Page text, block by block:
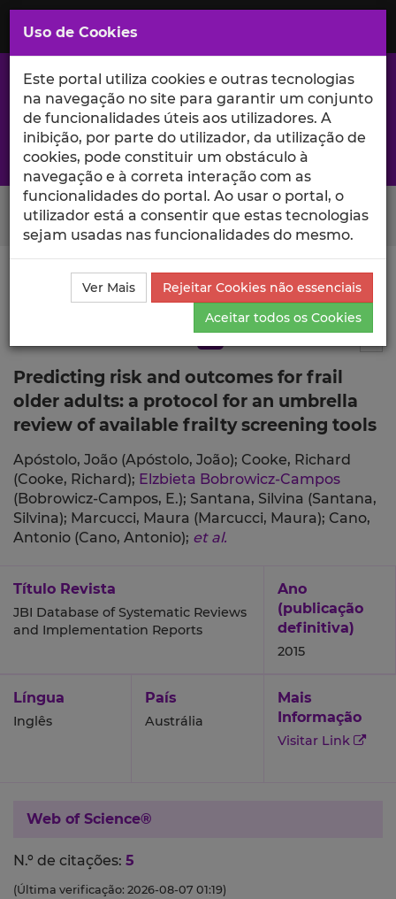
Saltar
para
Conteúdo
Principal
A excelência da investigação e ciência no Iscte
Search Button
Ciência_Iscte Publicações
Descrição Detalhada da
Publicação
Predicting risk and outcomes for frail
older adults: a protocol for an umbrella
review of available frailty screening tools
Apóstolo, João (Apóstolo, João); Cooke, Richard
(Cooke, Richard); Elzbieta Bobrowicz-Campos
(Bobrowicz-Campos, E.); Santana, Silvina (Santana,
Silvina); Marcucci, Maura (Marcucci, Maura); Cano,
Antonio (Cano, Antonio); et al.
Título Revista
JBI Database of Systematic Reviews
and Implementation Reports
Ano
(publicação
definitiva)
2015
Língua
Inglês
País
Austrália
Mais
Informação
Visitar Link
Web of Science®
N.º de citações: 5
(Última verificação: 2026-08-07 01:19)
Uso de Cookies
Este portal utiliza cookies e outras tecnologias
na navegação no site para garantir um conjunto
de funcionalidades úteis aos utilizadores. A
inibição, por parte do utilizador, da utilização de
cookies, pode constituir um obstáculo à
navegação e à correta interação com as
funcionalidades do portal. Ao usar o portal, o
utilizador está a consentir que estas tecnologias
sejam usadas nas funcionalidades do mesmo.
Ver Mais
Rejeitar Cookies não essenciais
Aceitar todos os Cookies